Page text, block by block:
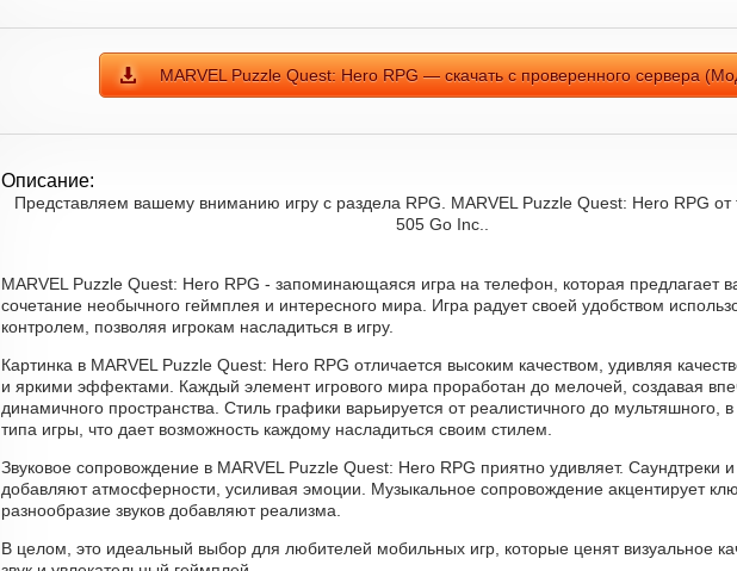
MARVEL Puzzle Quest: Hero RPG — скачать с проверенного сервера
Описание:
Представляем вашему вниманию игру с раздела RPG. MARVEL Puzzle Quest: Hero RPG от
505 Go Inc..
MARVEL Puzzle Quest: Hero RPG - запоминающаяся игра на телефон, которая предлагает
сочетание необычного геймплея и интересного мира. Игра радует своей удобством
контролем, позволяя игрокам насладиться в игру.
Картинка в MARVEL Puzzle Quest: Hero RPG отличается высоким качеством, удивляя
и яркими эффектами. Каждый элемент игрового мира проработан до мелочей, создавая
динамичного пространства. Стиль графики варьируется от реалистичного до мультяшного,
типа игры, что дает возможность каждому насладиться своим стилем.
Звуковое сопровождение в MARVEL Puzzle Quest: Hero RPG приятно удивляет. Саундтреки
добавляют атмосферности, усиливая эмоции. Музыкальное сопровождение акцентирует
разнообразие звуков добавляют реализма.
В целом, это идеальный выбор для любителей мобильных игр, которые ценят визуальное